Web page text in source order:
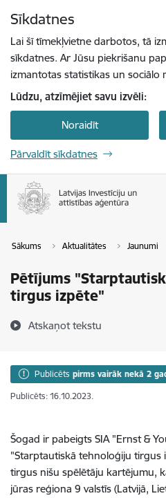
Sīkdatnes
Lai šī tīmekļvietne darbotos, tā
sīkdatnes. Ar Jūsu piekrišanu
izmantotas statistikas un sociālo
Lūdzu, atzīmējiet savu izvēli:
Noraidīt
Pārvaldīt sīkdatnes
Sākums Aktualitātes Jaunumi
Pētījums
tirgus izpēte"
Atskaņot tekstu
Publicēts pirms vairāk nekā 2
Publicēts: 16.10.2023.
Šogad ir pabeigts SIA "Ernst &
"Starptautiskā tehnoloģiju tirgus
tirgus nišu spēlētāju kartējumu,
jūras reģiona 9 valstīs (Latvijā,